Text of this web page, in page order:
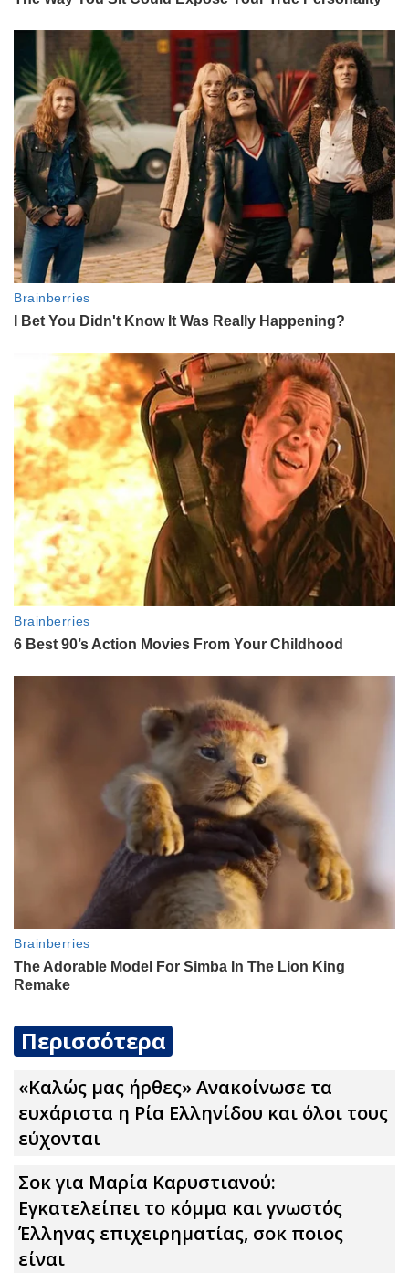
Περισσότερα
«Καλώς μας ήρθες» Ανακοίνωσε τα
ευxάριστα η Ρία Ελληνίδου και όλοι τους
εύχονται
Σoκ για Μαρία Καρυστιανού:
Εγκατελείπει το κόμμα και γνωστός
Έλληνας επιχειρηματίας, σoκ ποιος
είναι